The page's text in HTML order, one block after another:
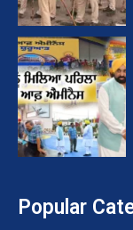
Popular